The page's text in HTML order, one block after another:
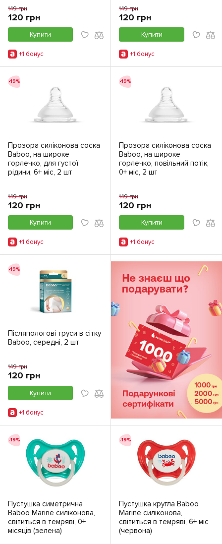
149 грн
120 грн
Купити
+1 бонус
149 грн
120 грн
Купити
+1 бонус
-19%
Прозора силіконова соска
Baboo, на широке
горлечко, для густої
рідини, 6+ міс, 2 шт
149 грн
120 грн
Купити
+1 бонус
-19%
Прозора силіконова соска
Baboo, на широке
горлечко, повільний потік,
0+ міс, 2 шт
149 грн
120 грн
Купити
+1 бонус
-19%
Післяпологові труси в сітку
Baboo, середні, 2 шт
149 грн
120 грн
Купити
+1 бонус
-19%
Пустушка симетрична
Baboo Marine силіконова,
світиться в темряві, 0+
місяців (зелена)
-19%
Пустушка кругла Baboo
Marine силіконова,
світиться в темряві, 6+ міс
(червона)